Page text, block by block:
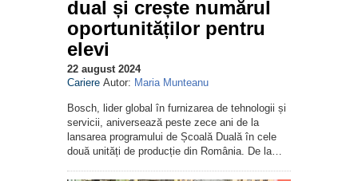
dual și crește numărul
oportunităților pentru
elevi
22 august 2024
Cariere Autor: Maria Munteanu
Bosch, lider global în furnizarea de tehnologii și
servicii, aniversează peste zece ani de la
lansarea programului de Școală Duală în cele
două unități de producție din România. De la…